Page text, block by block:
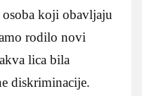
koji obavljaju
rodilo novi
lica bila
diskriminacije.